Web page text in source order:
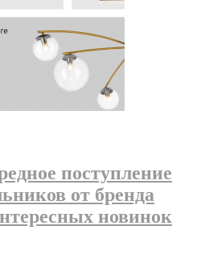
поступление
от бренда
новинок